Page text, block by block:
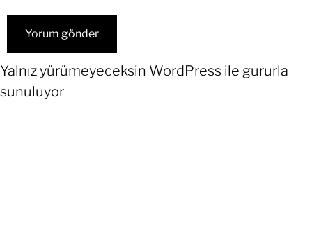
Yalnız yürümeyeceksin WordPress ile gururla
sunuluyor